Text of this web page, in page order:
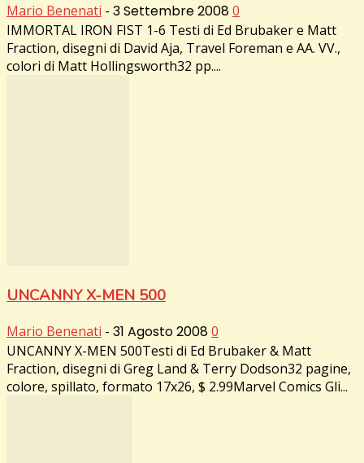
Mario Benenati - 3 Settembre 20080
IMMORTAL IRON FIST 1-6 Testi di Ed Brubaker e Matt
Fraction, disegni di David Aja, Travel Foreman e AA. VV.,
colori di Matt Hollingsworth32 pp....
UNCANNY X-MEN 500
Mario Benenati - 31 Agosto 20080
UNCANNY X-MEN 500Testi di Ed Brubaker & Matt
Fraction, disegni di Greg Land & Terry Dodson32 pagine,
colore, spillato, formato 17x26, $ 2.99Marvel Comics Gli...